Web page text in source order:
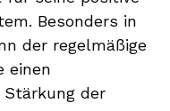
Besonders in
der regelmäßige
einen
der